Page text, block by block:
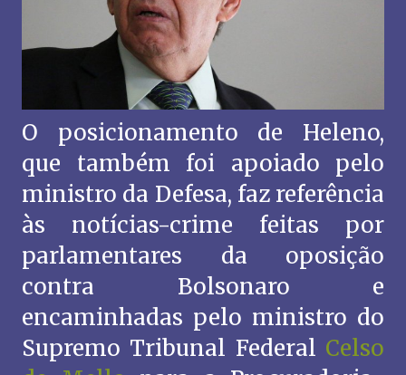
O posicionamento de Heleno,
que também foi apoiado pelo
ministro da Defesa, faz referência
às notícias-crime feitas por
parlamentares da oposição
contra Bolsonaro e
encaminhadas pelo ministro do
Supremo Tribunal Federal Celso